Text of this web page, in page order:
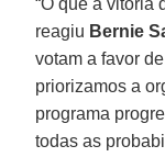
reagiu Bernie
votam a favor
priorizamos a
programa
todas as